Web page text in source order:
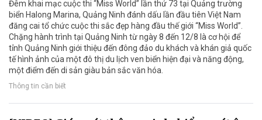
Đêm khai mạc cuộc thi “Miss World” lần thứ 73 tại Quảng trường
biển Halong Marina, Quảng Ninh đánh dấu lần đầu tiên Việt Nam
đăng cai tổ chức cuộc thi sắc đẹp hàng đầu thế giới “Miss World”.
Chặng hành trình tại Quảng Ninh từ ngày 8 đến 12/8 là cơ hội để
tỉnh Quảng Ninh giới thiệu đến đông đảo du khách và khán giả quốc
tế hình ảnh của một đô thị du lịch ven biển hiện đại và năng động,
một điểm đến di sản giàu bản sắc văn hóa.
Thông tin cần biết